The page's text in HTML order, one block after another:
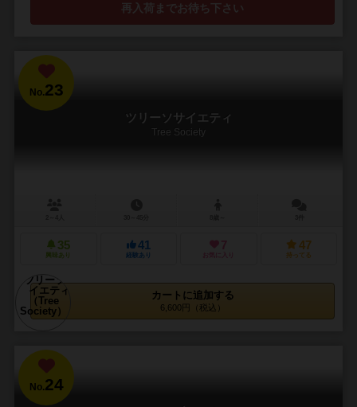
再入荷までお待ち下さい
No.23
ツリーソサイエティ
Tree Society
35
興味あり
41
経験あり
7
お気に入り
47
持ってる
カートに追加する
6,600円（税込）
No.24